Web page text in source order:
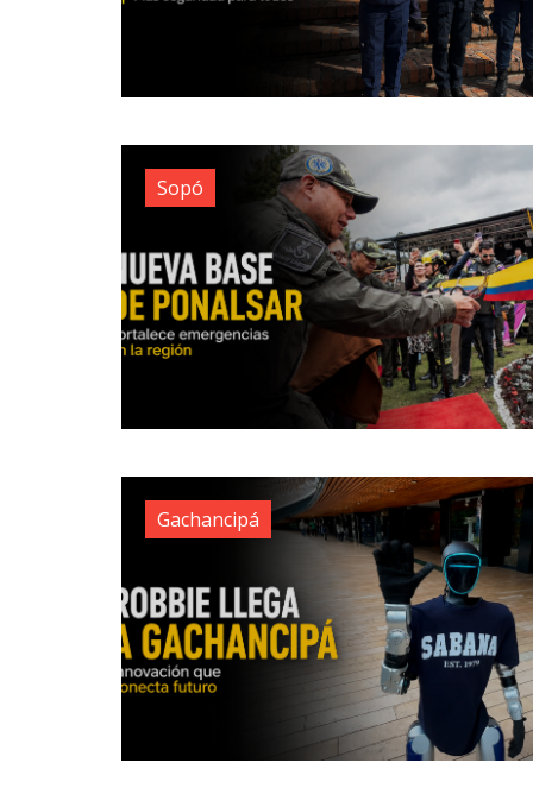
Sopó
Gachancipá